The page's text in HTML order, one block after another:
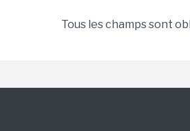
Tous les champs sont